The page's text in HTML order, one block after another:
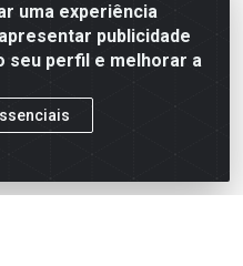
uma experiência
publicidade
seu perfil e melhorar a